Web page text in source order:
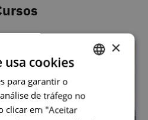
ENGLISH
×
usa cookies
para garantir o
de tráfego no
clicar em "Aceitar